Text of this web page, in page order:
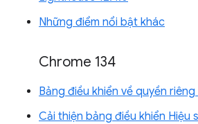
Những điểm nổi bật khác
Chrome 134
Bảng điều khiển về quyền
Cải thiện bảng điều khiển Hiệu